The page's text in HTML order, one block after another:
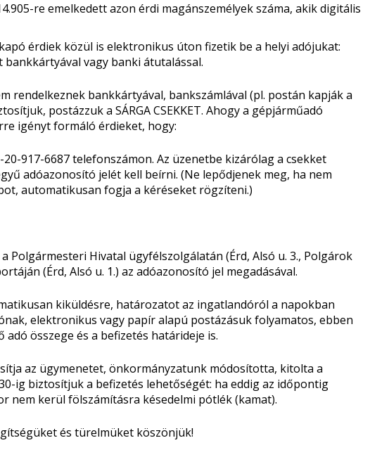
re emelkedett azon érdi magánszemélyek száma, akik digitális
érdiek közül is elektronikus úton fizetik be a helyi adójukat:
vagy banki átutalással.
rendelkeznek bankkártyával, bankszámlával (pl. postán kapják a
postázzuk a SÁRGA CSEKKET. Ahogy a gépjárműadó
igényt formáló érdieket, hogy:
917-6687 telefonszámon. Az üzenetbe kizárólag a csekket
adóazonosító jelét kell beírni. (Ne lepődjenek meg, ha nem
automatikusan fogja a kéréseket rögzíteni.)
Polgármesteri Hivatal ügyfélszolgálatán (Érd, Alsó u. 3., Polgárok
(Érd, Alsó u. 1.) az adóazonosító jel megadásával.
kiküldésre, határozatot az ingatlandóról a napokban
elektronikus vagy papír alapú postázásuk folyamatos, ebben
összege és a befizetés határideje is.
az ügymenetet, önkormányzatunk módosította, kitolta a
ig biztosítjuk a befizetés lehetőségét: ha eddig az időpontig
nem kerül fölszámításra késedelmi pótlék (kamat).
és türelmüket köszönjük!